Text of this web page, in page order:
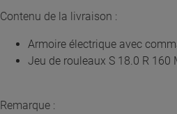
Contenu de la livraison :
Armoire électrique avec
Jeu de rouleaux S 18.0 R
Remarque :